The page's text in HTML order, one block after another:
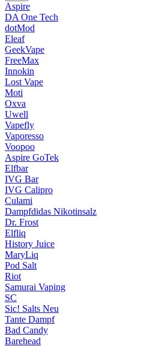
Aspire
DA One Tech
dotMod
Eleaf
GeekVape
FreeMax
Innokin
Lost Vape
Moti
Oxva
Uwell
Vapefly
Vaporesso
Voopoo
Aspire GoTek
Elfbar
IVG Bar
IVG Calipro
Culami
Dampfdidas Nikotinsalz
Dr. Frost
Elfliq
History Juice
MaryLiq
Pod Salt
Riot
Samurai Vaping
SC
Sic! Salts Neu
Tante Dampf
Bad Candy
Barehead